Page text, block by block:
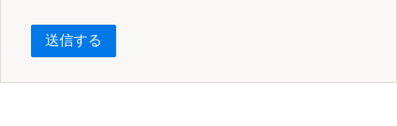
送信する